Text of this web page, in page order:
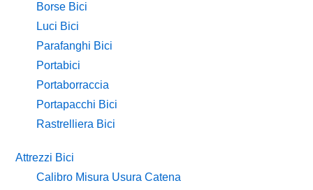
Borse Bici
Luci Bici
Parafanghi Bici
Portabici
Portaborraccia
Portapacchi Bici
Rastrelliera Bici
Attrezzi Bici
Calibro Misura Usura Catena